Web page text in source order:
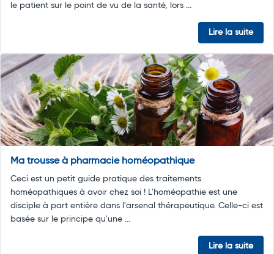
le patient sur le point de vu de la santé, lors ...
Lire la suite
Ma trousse à pharmacie homéopathique
Ceci est un petit guide pratique des traitements
homéopathiques à avoir chez soi ! L'homéopathie est une
disciple à part entière dans l'arsenal thérapeutique. Celle-ci est
basée sur le principe qu'une ...
Lire la suite